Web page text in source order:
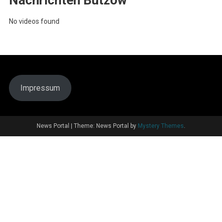
No videos found
Impressum
News Portal Theme: News Portal by Mystery Themes.